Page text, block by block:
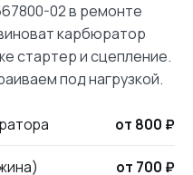
02 в ремонте
карбюратор
стартер и сцепление.
под нагрузкой.
от 800 ₽
от 700 ₽